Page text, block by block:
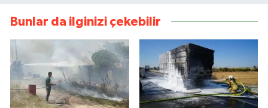
Bunlar da ilginizi çekebilir